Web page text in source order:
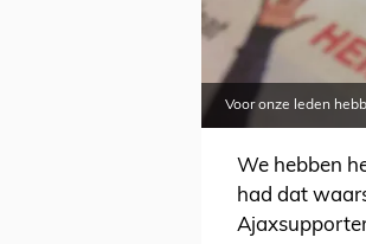
Voor onze leden
We hebben
had dat